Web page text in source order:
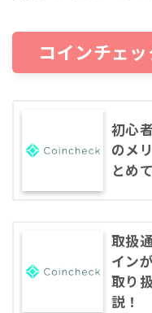
コインチェ
初心
のメ
とめ
取扱
イン
取り
説！